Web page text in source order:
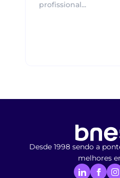
profissional...
Desde 1998 sendo a
melhores